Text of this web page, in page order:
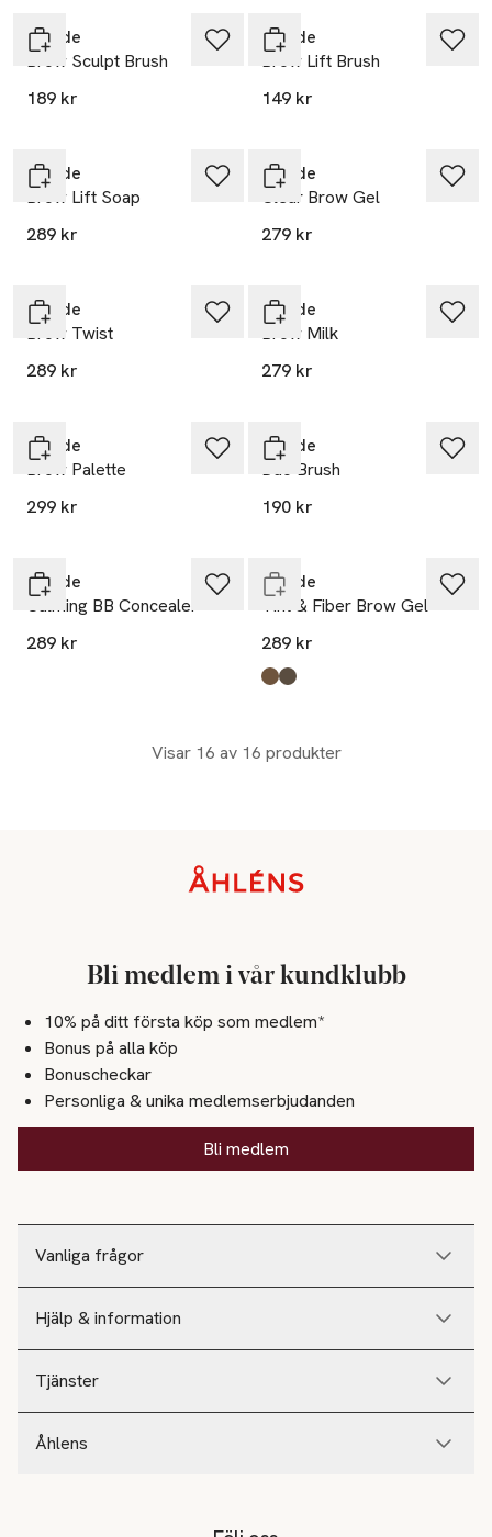
Rapide
Brow Sculpt Brush
189 kr
Rapide
Brow Lift Brush
149 kr
Rapide
Brow Lift Soap
289 kr
Rapide
Clear Brow Gel
279 kr
Rapide
Brow Twist
289 kr
Rapide
Brow Milk
279 kr
Rapide
Brow Palette
299 kr
Rapide
Duo Brush
190 kr
Rapide
Calming BB Concealer
289 kr
Rapide
Tint & Fiber Brow Gel
289 kr
Produkten finns i färgerna:
Neutral Soft Brown
Cold Deep Brown
Visar 16 av 16 produkter
Vanliga frågor
Hjälp & information
Tjänster
Åhlens
Bli medlem i vår kundklubb
10% på ditt första köp som medlem*
Bonus på alla köp
Bonuscheckar
Personliga & unika medlemserbjudanden
Bli medlem